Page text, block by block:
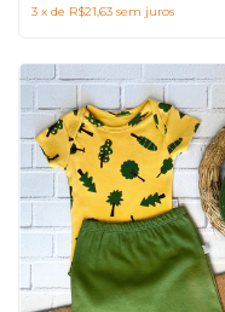
3 x de R$21,63 sem juros